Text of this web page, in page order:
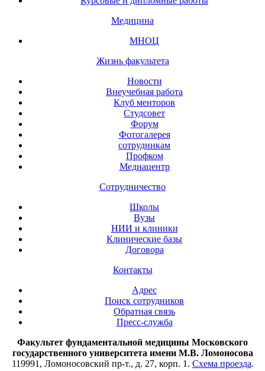
Медицина
МНОЦ
Жизнь факультета
Новости
Внеучебная работа
Клуб менторов
Студсовет
Форум
Фотогалерея
сотрудникам
Профком
Медиацентр
Сотрудничество
Школы
Вузы
НИИ и клиники
Клинические базы
Договора
Контакты
Адрес
Поиск сотрудников
Обратная связь
Пресс-служба
Факультет фундаментальной медицины Московского
государственного университета имени М.В. Ломоносова
119991, Ломоносовский пр-т., д. 27, корп. 1. Схема проезда.